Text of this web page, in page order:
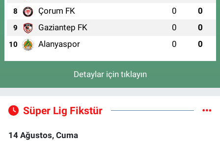
8 Çorum FK 0 0
9 Gaziantep FK 0 0
10 Alanyaspor 0 0
Detaylar için tıklayın
Süper Lig Fikstür
14 Ağustos, Cuma